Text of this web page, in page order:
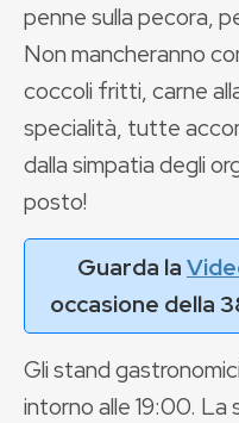
penne sulla pecora,
Non mancheranno
coccoli fritti, carne
specialità, tutte
dalla simpatia degli
posto!
Guarda la
occasione della
Gli stand
intorno alle 19:00. La